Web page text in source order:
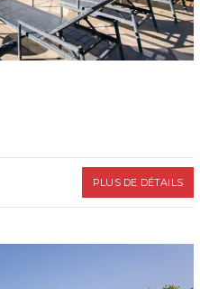
PLUS DE DÉTAILS